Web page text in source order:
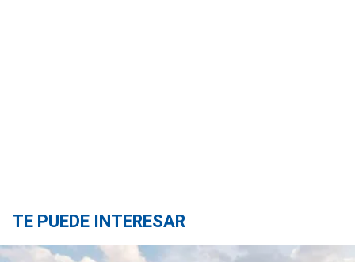
TE PUEDE INTERESAR